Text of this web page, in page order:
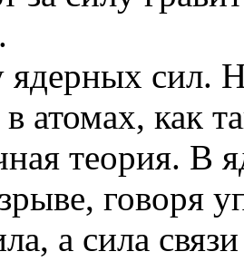
сил.
атомах, как
теория. В
говоря
а сила